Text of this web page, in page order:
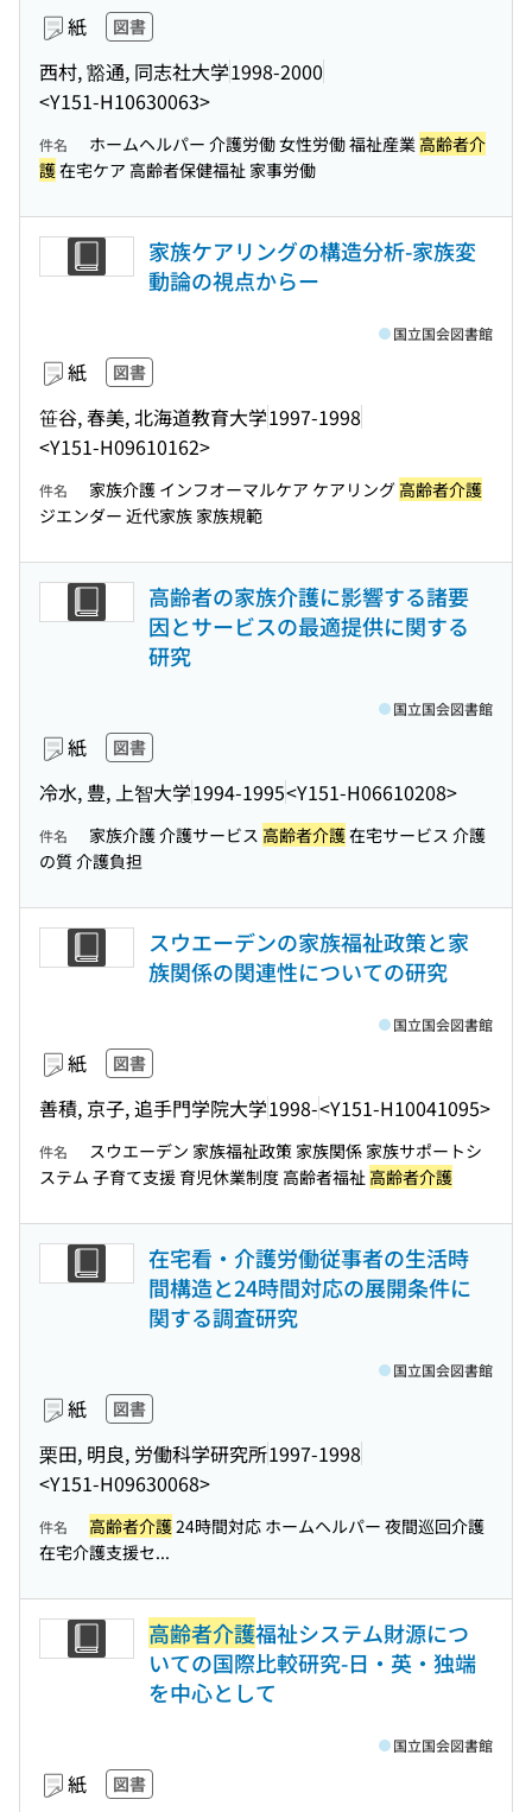
紙 図書
西村, 豁通, 同志社大学1998-2000
<Y151-H10630063>
件名 ホームヘルパー 介護労働 女性労働 福祉産業 高齢者介
護在宅ケア 高齢者保健福祉 家事労働
家族ケアリングの構造分析-家族変
動論の視点からー
紙 図書
笹谷, 春美, 北海道教育大学1997-1998
<Y151-H09610162>
国立国会図書館
件名 家族介護 インフオーマルケア ケアリング 高齢者介護
ジエンダー 近代家族 家族規範
高齢者の家族介護に影響する諸要
因とサービスの最適提供に関する
研究
紙 図書
冷水, 豊, 上智大学1994-1995<Y151-H06610208>
国立国会図書館
件名 家族介護 介護サービス 高齢者介護在宅サービス 介護
の質 介護負担
スウエーデンの家族福祉政策と家
族関係の関連性についての研究
紙 図書
善積, 京子, 追手門学院大学1998-<Y151-H10041095>
国立国会図書館
件名
スウエーデン 家族福祉政策 家族関係 家族サポートシ
ステム 子育て支援 育児休業制度 高齢者福祉 高齢者介護
在宅看・介護労働従事者の生活時
間構造と24時間対応の展開条件に
関する調査研究
紙 図書
栗田, 明良, 労働科学研究所1997-1998
<Y151-H09630068>
国立国会図書館
件名 高齢者介護24時間対応 ホームヘルパー 夜間巡回介護
在宅介護支援セ...
高齢者介護福祉システム財源につ
いての国際比較研究-日・英・独端
を中心として
紙 図書
国立国会図書館